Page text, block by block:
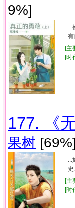
9%]
有
[主
[时
177. 《
果树 [69%]
[主
[时